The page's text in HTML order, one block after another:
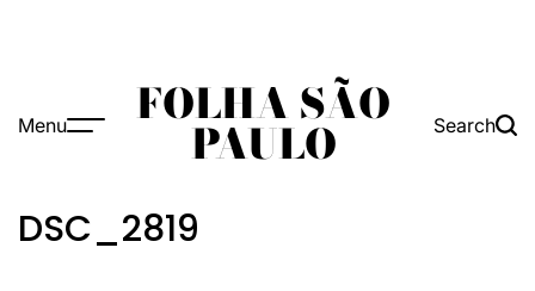
Menu FOLHA SÃO
PAULO Search
DSC_2819